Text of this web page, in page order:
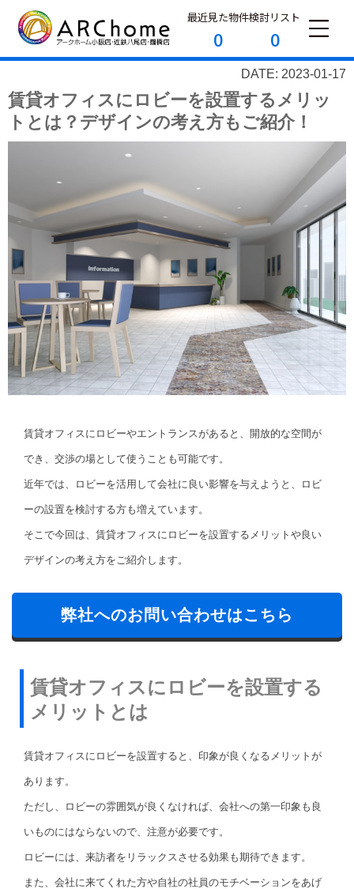
最近見た物件
0
検討リスト
0
DATE: 2023-01-17
賃貸オフィスにロビーを設置するメリッ
トとは？デザインの考え方もご紹介！
賃貸オフィスにロビーやエントランスがあると、開放的な空間が
でき、交渉の場として使うことも可能です。
近年では、ロビーを活用して会社に良い影響を与えようと、ロビ
ーの設置を検討する方も増えています。
そこで今回は、賃貸オフィスにロビーを設置するメリットや良い
デザインの考え方をご紹介します。
弊社へのお問い合わせはこちら
賃貸オフィスにロビーを設置する
メリットとは
賃貸オフィスにロビーを設置すると、印象が良くなるメリットが
あります。
ただし、ロビーの雰囲気が良くなければ、会社への第一印象も良
いものにはならないので、注意が必要です。
ロビーには、来訪者をリラックスさせる効果も期待できます。
また、会社に来てくれた方や自社の社員のモチベーションをあげ